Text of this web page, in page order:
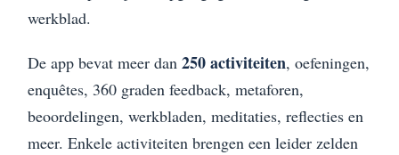
werkblad.
De app bevat meer dan 250 activiteiten, oefeningen,
enquêtes, 360 graden feedback, metaforen,
beoordelingen, werkbladen, meditaties, reflecties en
meer. Enkele activiteiten brengen een leider zelden